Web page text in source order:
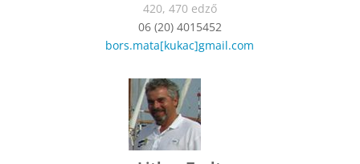
420, 470 edző
06 (20) 4015452
bors.mata[kukac]gmail.com